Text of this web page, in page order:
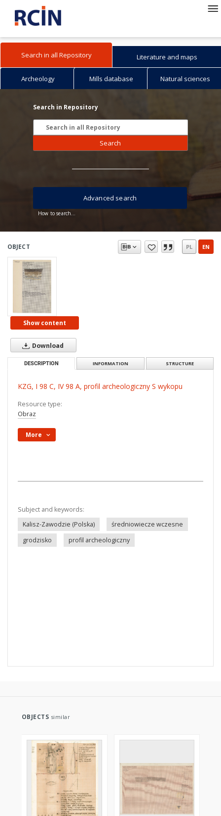
Search in all Repository Literature and maps
Archeology Mills database Natural sciences
Search in Repository
Search
How to search...
Advanced search
OBJECT PL EN
Show content
Download
DESCRIPTION INFORMATION STRUCTURE
KZG, I 98 C, IV 98 A, profil archeologiczny S wykopu
Resource type:
Obraz
More
Subject and keywords:
Kalisz-Zawodzie (Polska)
średniowiecze wczesne
grodzisko
profil archeologiczny
OBJECTS similar